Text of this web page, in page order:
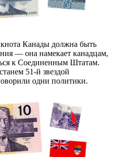
Канады должна быть
— она намекает канадцам,
к Соединенным Штатам.
51-й звездой
одни политики.